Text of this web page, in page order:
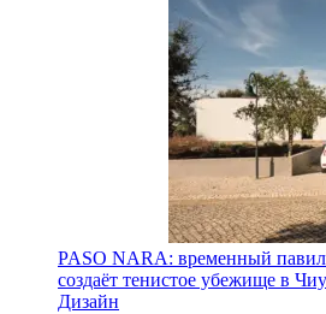
PASO NARA: временный
создаёт тенистое убежище в
Дизайн